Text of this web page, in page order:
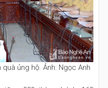
ủng hộ. Ảnh: Ngọc Anh